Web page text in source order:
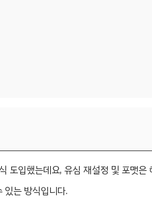
도입했는데요, 유심 재설정 및 포맷은
있는 방식입니다.